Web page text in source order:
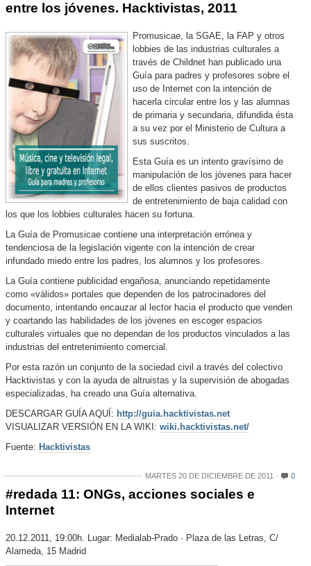
entre los jóvenes. Hacktivistas, 2011
Promusicae, la SGAE, la FAP y otros
lobbies de las industrias culturales a
través de Childnet han publicado una
Guía para padres y profesores sobre el
uso de Internet con la intención de
hacerla circular entre los y las alumnas
de primaria y secundaria, difundida ésta
a su vez por el Ministerio de Cultura a
sus suscritos.
Esta Guía es un intento gravísimo de
manipulación de los jóvenes para hacer
de ellos clientes pasivos de productos
de entretenimiento de baja calidad con
los que los lobbies culturales hacen su fortuna.
La Guía de Promusicae contiene una interpretación errónea y
tendenciosa de la legislación vigente con la intención de crear
infundado miedo entre los padres, los alumnos y los profesores.
La Guía contiene publicidad engañosa, anunciando repetidamente
como «válidos» portales que dependen de los patrocinadores del
documento, intentando encauzar al lector hacia el producto que venden
y coartando las habilidades de los jóvenes en escoger espacios
culturales virtuales que no dependan de los productos vinculados a las
industrias del entretenimiento comercial.
Por esta razón un conjunto de la sociedad civil a través del colectivo
Hacktivistas y con la ayuda de altruistas y la supervisión de abogadas
especializadas, ha creado una Guía alternativa.
DESCARGAR GUÍA AQUÍ: http://guia.hacktivistas.net
VISUALIZAR VERSIÓN EN LA WIKI: wiki.hacktivistas.net/
Fuente: Hacktivistas
MARTES 20 DE DICIEMBRE DE 2011 0
#redada 11: ONGs, acciones sociales e
Internet
20.12.2011, 19:00h. Lugar: Medialab-Prado · Plaza de las Letras, C/
Alameda, 15 Madrid